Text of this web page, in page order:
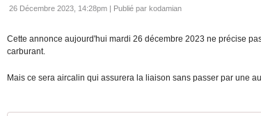
26 Décembre 2023, 14:28pm | Publié par kodamian
Cette annonce aujourd'hui mardi 26 décembre 2023 ne précise
carburant.
Mais ce sera aircalin qui assurera la liaison sans passer par une